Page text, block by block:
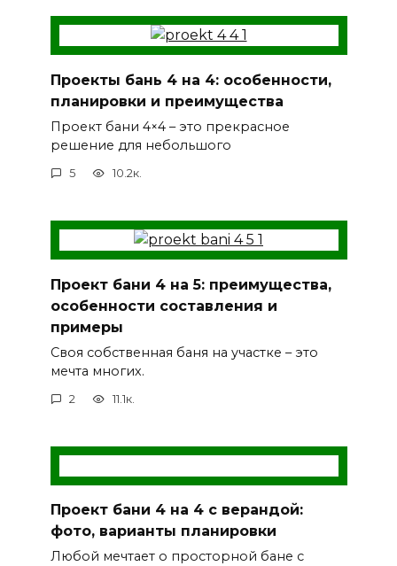
Проекты бань 4 на 4: особенности,
планировки и преимущества
Проект бани 4×4 – это прекрасное
решение для небольшого
5 10.2к.
Проект бани 4 на 5: преимущества,
особенности составления и
примеры
Своя собственная баня на участке – это
мечта многих.
2 11.1к.
Проект бани 4 на 4 с верандой:
фото, варианты планировки
Любой мечтает о просторной бане с